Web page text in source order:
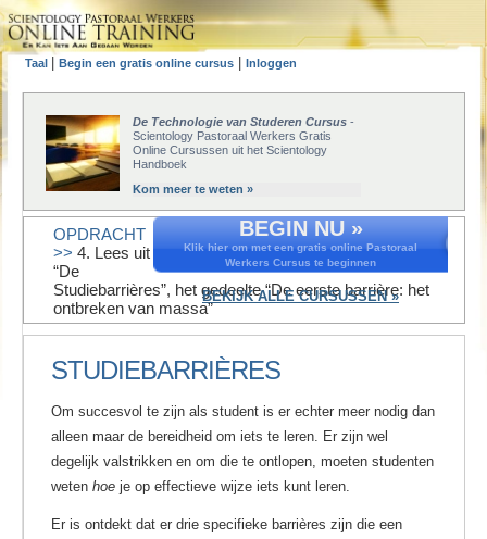
Taal Begin een gratis online cursus Inloggen
De Technologie van Studeren Cursus -
Scientology Pastoraal Werkers Gratis
Online Cursussen uit het Scientology
Handboek
Kom meer te weten »
BEGIN NU »
Klik hier om met een gratis online Pastoraal
Werkers Cursus te beginnen
BEKIJK ALLE CURSUSSEN »
OPDRACHT
>> 4. Lees uit
“De
Studiebarrières”, het gedeelte “De eerste barrière: het
ontbreken van massa”
STUDIEBARRIÈRES
Om succesvol te zijn als student is er echter meer nodig dan
alleen maar de bereidheid om iets te leren. Er zijn wel
degelijk valstrikken en om die te ontlopen, moeten studenten
weten hoe je op effectieve wijze iets kunt leren.
Er is ontdekt dat er drie specifieke barrières zijn die een